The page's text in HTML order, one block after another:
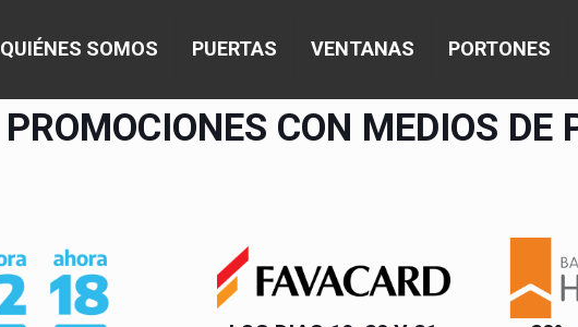
QUIÉNES SOMOS PUERTAS VENTANAS PORTONES
PROMOCIONES CON MEDIOS DE